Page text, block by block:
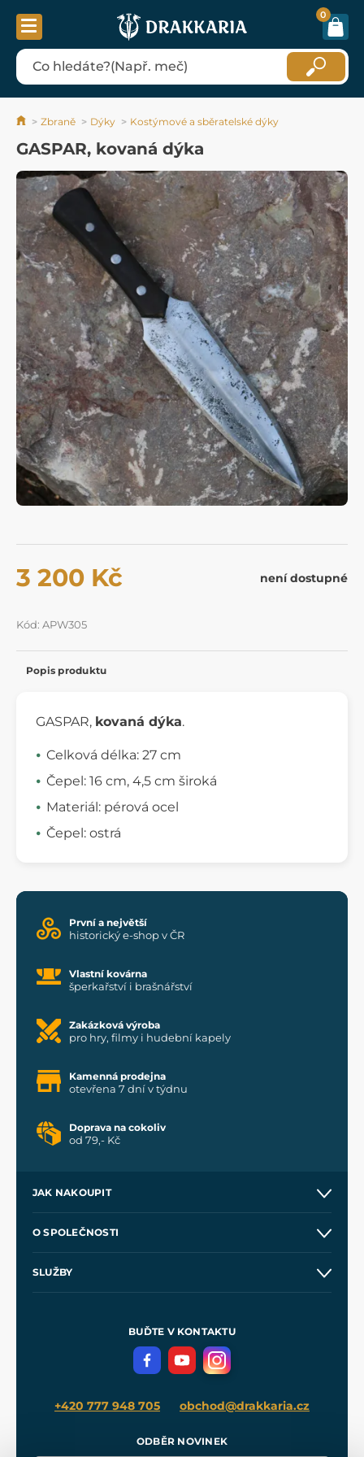
0
Zbraně Dýky Kostýmové a sběratelské dýky
GASPAR, kovaná dýka
3 200 Kč není dostupné
Kód: APW305
Popis produktu
GASPAR, kovaná dýka.
Celková délka: 27 cm
Čepel: 16 cm, 4,5 cm široká
Materiál: pérová ocel
Čepel: ostrá
První a největší
historický e-shop v ČR
Vlastní kovárna
šperkařství i brašnářství
Zakázková výroba
pro hry, filmy i hudební kapely
Kamenná prodejna
otevřena 7 dní v týdnu
Doprava na cokoliv
od 79,- Kč
JAK NAKOUPIT
Velkoobchod
O SPOLEČNOSTI
SLUŽBY
Meče pro Kingdom Come
BUĎTE V KONTAKTU
+420 777 948 705 obchod@drakkaria.cz
ODBĚR NOVINEK